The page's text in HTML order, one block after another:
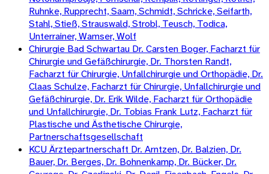
Ruhnke, Rupprecht, Saam, Schmidt, Schricke, Seifarth,
Stahl, Stieß, Strauswald, Strobl, Teusch, Todica,
Unterrainer, Wamser, Wolf
Chirurgie Bad Schwartau Dr. Carsten Boger, Facharzt für
Chirurgie und Gefäßchirurgie, Dr. Thorsten Randt,
Facharzt für Chirurgie, Unfallchirurgie und Orthopädie, Dr.
Claas Schulze, Facharzt für Chirurgie, Unfallchirurgie und
Gefäßchirurgie, Dr. Erik Wilde, Facharzt für Orthopädie
und Unfallchirurgie, Dr. Tobias Frank Lutz, Facharzt für
Plastische und Ästhetische Chirurgie,
Partnerschaftsgesellschaft
KCU Ärztepartnerschaft Dr. Arntzen, Dr. Balzien, Dr.
Bauer, Dr. Berges, Dr. Bohnenkamp, Dr. Bücker, Dr.